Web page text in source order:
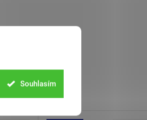
Souhlasím